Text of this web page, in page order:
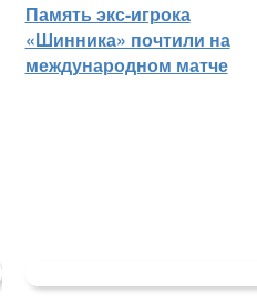
Память экс-игрока
«Шинника» почтили на
международном матче